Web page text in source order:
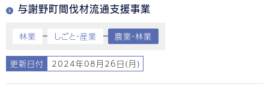
与謝野町間伐材流通支援事業
林業 しごと・産業 農業・林業
更新日付 2024年08月26日(月)